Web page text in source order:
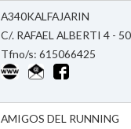
A340KALFAJARIN
C/. RAFAEL ALBERTI 4 -
Tfno/s: 615066425
AMIGOS DEL RUNNING